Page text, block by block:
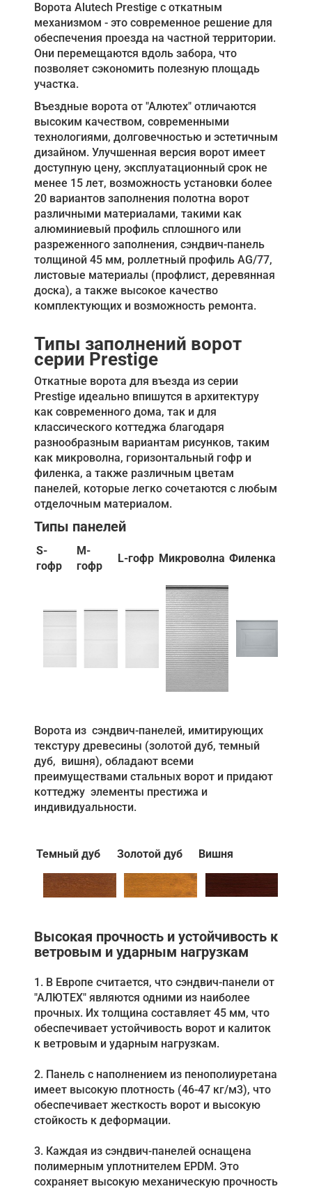
Ворота Alutech Prestige с откатным
механизмом - это современное решение для
обеспечения проезда на частной территории.
Они перемещаются вдоль забора, что
позволяет сэкономить полезную площадь
участка.
Въездные ворота от "Алютех" отличаются
высоким качеством, современными
технологиями, долговечностью и эстетичным
дизайном. Улучшенная версия ворот имеет
доступную цену, эксплуатационный срок не
менее 15 лет, возможность установки более
20 вариантов заполнения полотна ворот
различными материалами, такими как
алюминиевый профиль сплошного или
разреженного заполнения, сэндвич-панель
толщиной 45 мм, роллетный профиль AG/77,
листовые материалы (профлист, деревянная
доска), а также высокое качество
комплектующих и возможность ремонта.
Типы заполнений ворот
серии Prestige
Откатные ворота для въезда из серии
Prestige идеально впишутся в архитектуру
как современного дома, так и для
классического коттеджа благодаря
разнообразным вариантам рисунков, таким
как микроволна, горизонтальный гофр и
филенка, а также различным цветам
панелей, которые легко сочетаются с любым
отделочным материалом.
Типы панелей
S-
гофр
M-
гофр
L-гофр Микроволна Филенка
Ворота из сэндвич-панелей, имитирующих
текстуру древесины (золотой дуб, темный
дуб, вишня), обладают всеми
преимуществами стальных ворот и придают
коттеджу элементы престижа и
индивидуальности.
Темный дуб Золотой дуб Вишня
Высокая прочность и устойчивость к
ветровым и ударным нагрузкам
1. В Европе считается, что сэндвич-панели от
"АЛЮТЕХ" являются одними из наиболее
прочных. Их толщина составляет 45 мм, что
обеспечивает устойчивость ворот и калиток
к ветровым и ударным нагрузкам.
2. Панель с наполнением из пенополиуретана
имеет высокую плотность (46-47 кг/м3), что
обеспечивает жесткость ворот и высокую
стойкость к деформации.
3. Каждая из сэндвич-панелей оснащена
полимерным уплотнителем EPDM. Это
сохраняет высокую механическую прочность